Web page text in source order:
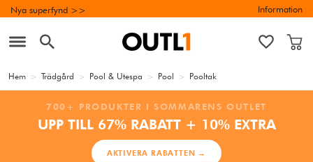
Nya superfynd >> Information
Hem > Trädgård > Pool & Utespa > Pool > Pooltak
700+ PRODUKTER I SOMMARENS OUTLET
UPP TILL 67% RABATT + 10% EXTRA
AKTIVERA RABATTEN →